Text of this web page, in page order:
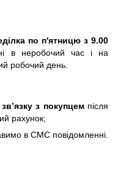
по п'ятницю з 9.00
в неробочий час і на
робочий день.
з покупцемпісля
рахунок;
в СМС повідомленні.